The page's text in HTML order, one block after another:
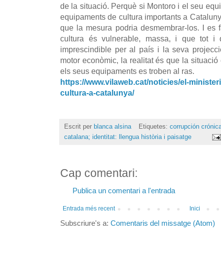
de la situació. Perquè si Montoro i el seu
equipaments de cultura importants a
que la mesura podria desmembrar-los. I
cultura és vulnerable, massa, i que tot i
imprescindible per al país i la seva
motor econòmic, la realitat és que la
els seus equipaments es troben al ras.
https://www.vilaweb.cat/noticies/el-
cultura-a-catalunya/
Escrit per blanca alsina Etiquetes: corrupción
catalana; identitat: llengua història i paisatge
Cap comentari:
Publica un comentari a l'entrada
Entrada més recent Inici
Subscriure's a: Comentaris del missatge (Atom)